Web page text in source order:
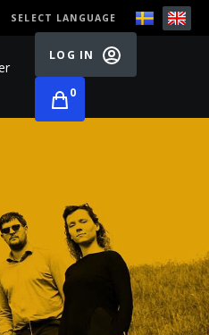
SELECT LANGUAGE
LOG IN
0